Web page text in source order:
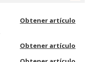
Obtener artículo
Obtener artículo